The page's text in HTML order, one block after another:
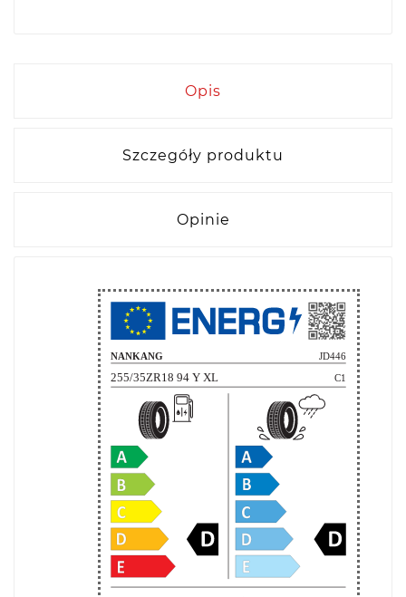
Opis
Szczegóły produktu
Opinie